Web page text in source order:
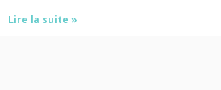
Lire la suite »